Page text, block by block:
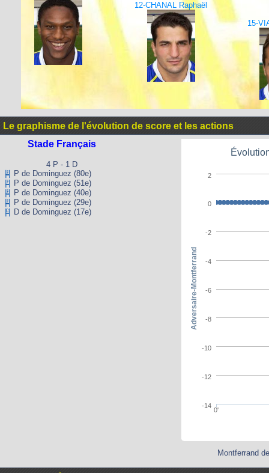
12-CHANAL Raphaël
15-
Le graphisme de l'évolution de score et les actions
Stade Français
4 P - 1 D
P de Dominguez (80e)
P de Dominguez (51e)
P de Dominguez (40e)
P de Dominguez (29e)
D de Dominguez (17e)
0'
-14
-12
-10
-8
-6
-4
-2
0
2
Adversaire-Montferrand
Montferrand